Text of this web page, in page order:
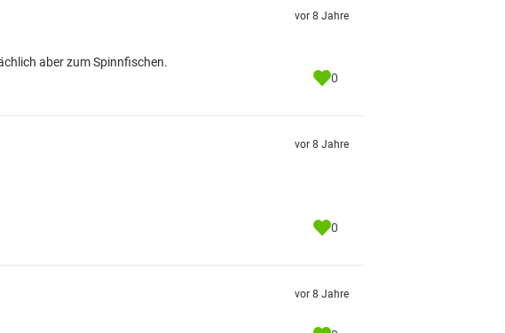
aber zum Spinnfischen.
vor 8 Jahre
0
vor 8 Jahre
0
vor 8 Jahre